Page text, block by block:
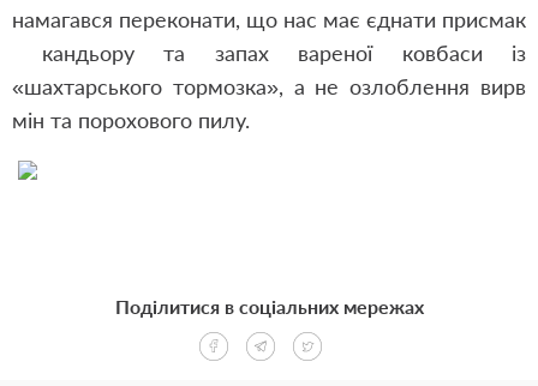
намагався переконати, що нас має єднати присмак
кандьору та запах вареної ковбаси із
«шахтарського тормозка», а не озлоблення вирв
мін та порохового пилу.
Поділитися в соціальних мережах